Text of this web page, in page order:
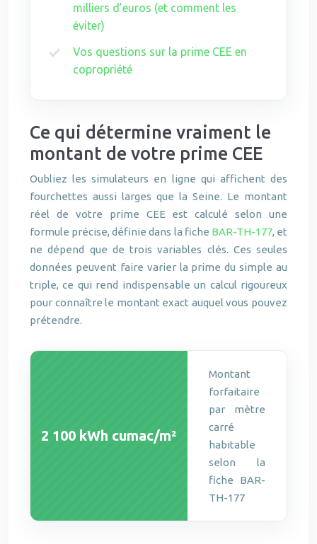
milliers d’euros (et comment les
éviter)
Vos questions sur la prime CEE en
copropriété
Ce qui détermine vraiment le
montant de votre prime CEE
Oubliez les simulateurs en ligne qui affichent des
fourchettes aussi larges que la Seine. Le montant
réel de votre prime CEE est calculé selon une
formule précise, définie dans la fiche BAR-TH-177, et
ne dépend que de trois variables clés. Ces seules
données peuvent faire varier la prime du simple au
triple, ce qui rend indispensable un calcul rigoureux
pour connaître le montant exact auquel vous pouvez
prétendre.
2 100 kWh cumac/m²
Montant
forfaitaire
par mètre
carré
habitable
selon la
fiche BAR-
TH-177